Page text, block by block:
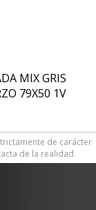
MIX GRIS
79X50 1V
de carácter
de la realidad.